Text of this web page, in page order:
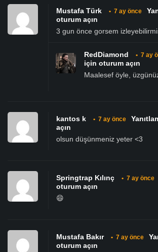
Mustafa Türk • 7 ay önce
oturum açın
3 gun önce gorsem
RedDiamond • 7 ay
için oturum açın
Maalesef öyle,
kantos k • 7 ay önce
açın
olsun düşünmeniz yeter <3
Springtrap Kılınç • 7 ay önce
oturum açın
😄
Mustafa Bakır • 7 ay önce
oturum açın